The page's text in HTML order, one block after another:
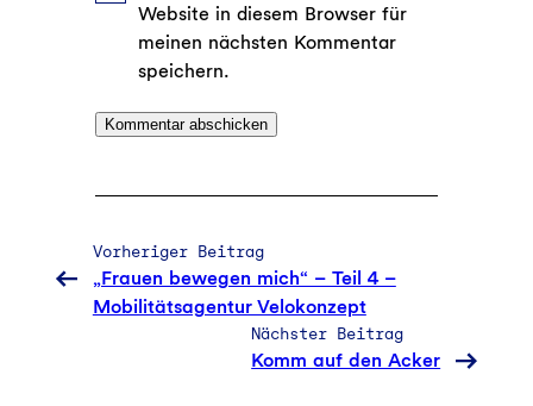
Website in diesem Browser für
meinen nächsten Kommentar
speichern.
Vorheriger Beitrag
„Frauen bewegen mich“ – Teil 4 –
Mobilitätsagentur Velokonzept
Nächster Beitrag
Komm auf den Acker